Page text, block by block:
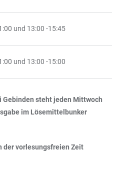
und 13:00 -15:45
und 13:00 -15:00
Gebinden steht jeden Mittwoch
im Lösemittelbunker
der vorlesungsfreien Zeit